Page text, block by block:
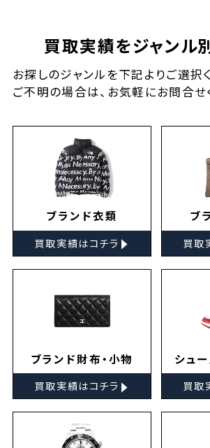
買取実績をジャンル
お探しのジャンルを下記よりご選択
ご不明の場合は、お気軽にお問合せ
ブランド衣類
買取実績はコチラ ▸
ブ
買取
ブランド財布・小物
買取実績はコチラ ▸
シュ
買取